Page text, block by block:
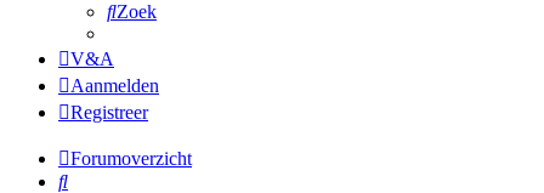
Zoek
V&A
Aanmelden
Registreer
Forumoverzicht
Zoek